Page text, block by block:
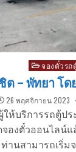
Posted
in
จองตั๋วรถ
ต – พัทยา โด
26 พฤศจิกายน 2023
ให้บริการรถตู้ป
องตั๋วออนไลน์แ
านสามารถเริ่ม